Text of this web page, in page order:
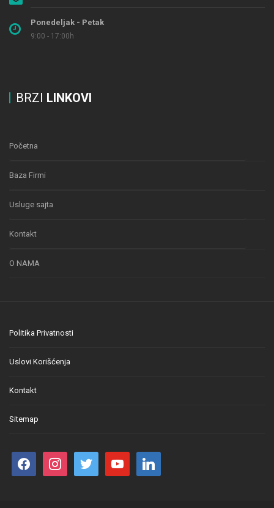
Ponedeljak - Petak
9:00 - 17:00h
BRZI LINKOVI
Početna
Baza Firmi
Usluge sajta
Kontakt
O NAMA
Politika Privatnosti
Uslovi Korišćenja
Kontakt
Sitemap